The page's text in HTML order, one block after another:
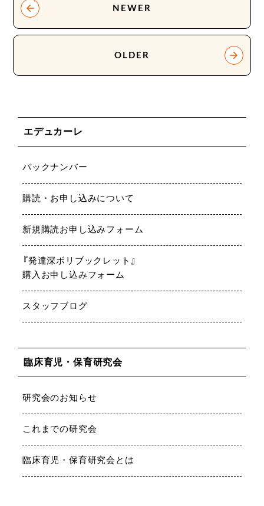
NEWER
OLDER
エデュカーレ
バックナンバー
購読・お申し込みについて
新規購読お申し込みフォーム
『発達深ボリブックレット』
購入お申し込みフォーム
スタッフブログ
臨床育児・保育研究会
研究会のお知らせ
これまでの研究会
臨床育児・保育研究会とは